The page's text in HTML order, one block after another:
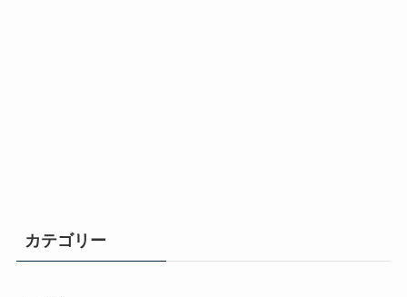
カテゴリー